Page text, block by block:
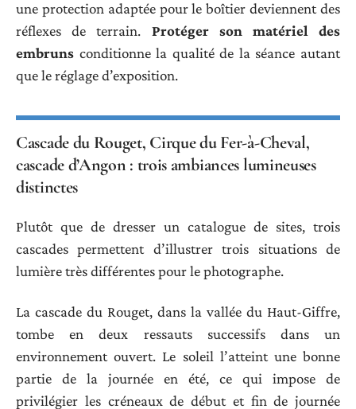
une protection adaptée pour le boîtier deviennent des
réflexes de terrain. Protéger son matériel des
embruns conditionne la qualité de la séance autant
que le réglage d’exposition.
Cascade du Rouget, Cirque du Fer-à-Cheval,
cascade d’Angon : trois ambiances lumineuses
distinctes
Plutôt que de dresser un catalogue de sites, trois
cascades permettent d’illustrer trois situations de
lumière très différentes pour le photographe.
La cascade du Rouget, dans la vallée du Haut-Giffre,
tombe en deux ressauts successifs dans un
environnement ouvert. Le soleil l’atteint une bonne
partie de la journée en été, ce qui impose de
privilégier les créneaux de début et fin de journée